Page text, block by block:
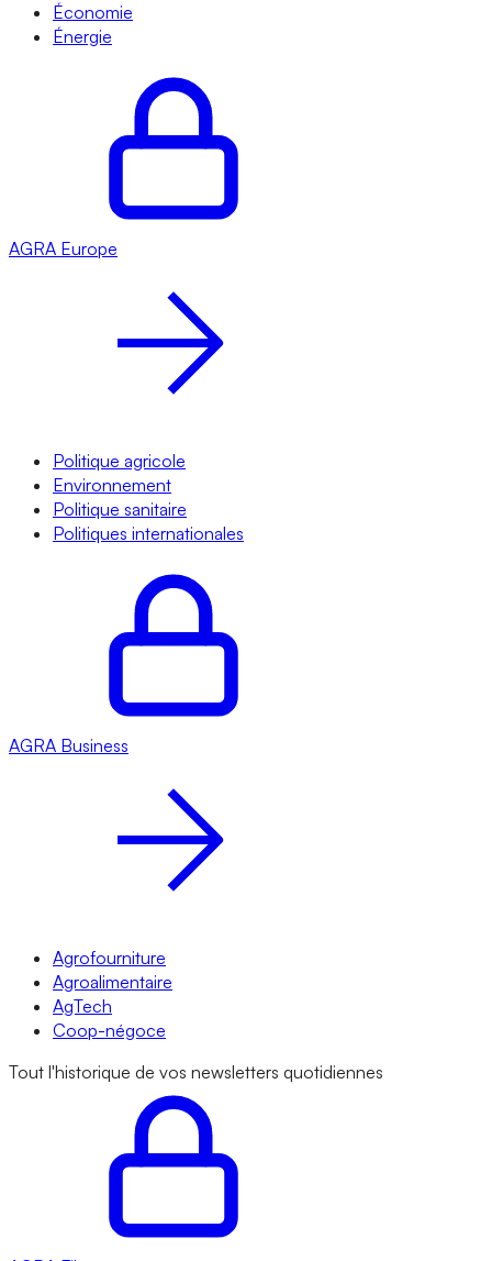
Économie
Énergie
AGRA Europe
Politique agricole
Environnement
Politique sanitaire
Politiques internationales
AGRA Business
Agrofourniture
Agroalimentaire
AgTech
Coop-négoce
Tout l'historique de vos newsletters quotidiennes